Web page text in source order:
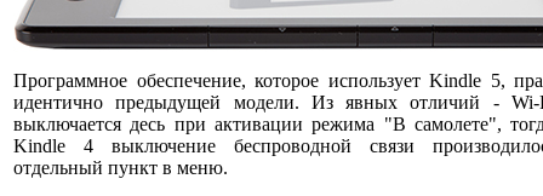
Программное обеспечение, которое использует Kindle 5,
идентично предыдущей модели. Из явных отличий - Wi-
выключается десь при активации режима "В самолете",
Kindle 4 выключение беспроводной связи
отдельный пункт в меню.